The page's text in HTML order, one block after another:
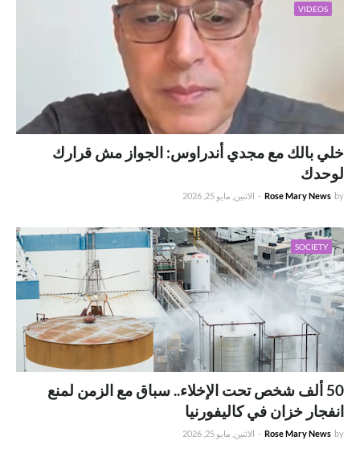
VIDEOS
خلي بالك مع مجدي أندراوس: الجواز مش قرارك
لوحدك
by
Rose Mary News
- الاثنين, مايو 25, 2026
SOCIETY
50 ألف شخص تحت الإخلاء.. سباق مع الزمن لمنع
انفجار خزان في كاليفورنيا
by
Rose Mary News
- الاثنين, مايو 25, 2026